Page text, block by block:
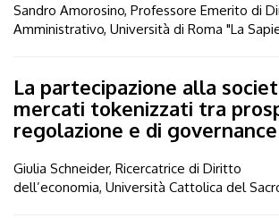
Sandro Amorosino, Professore Emerito di
Amministrativo, Università di Roma "La
La partecipazione alla
mercati tokenizzati tra
regolazione e di governance
Giulia Schneider, Ricercatrice di Diritto
dell’economia, Università Cattolica del